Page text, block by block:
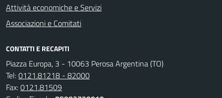
Attività economiche e Servizi
Associazioni e Comitati
CONTATTI E RECAPITI
Piazza Europa, 3 - 10063 Perosa Argentina (TO)
Tel:0121.81218 - 82000
Fax:0121.81509